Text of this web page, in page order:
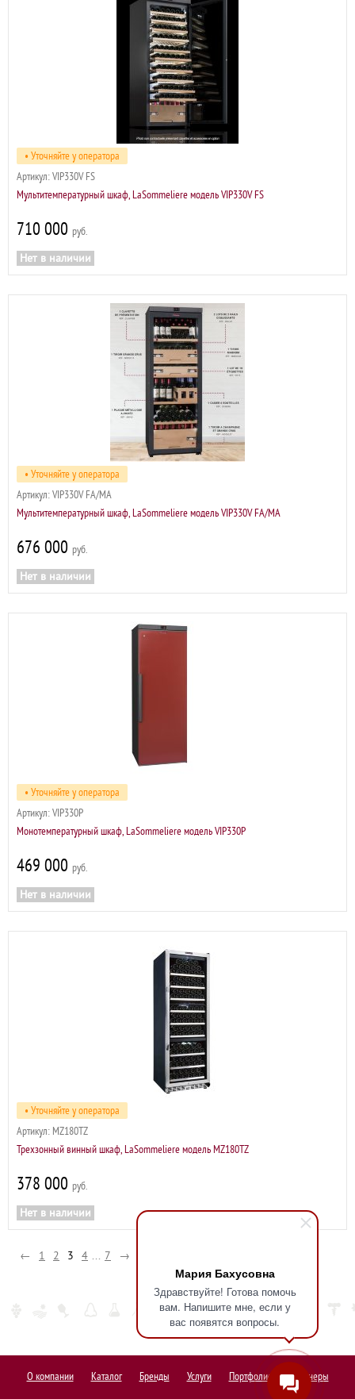
Мария Бахусовна
Здравствуйте! Готова помочь
вам. Напишите мне, если у
вас появятся вопросы.
• Уточняйте у оператора
Артикул: VIP330V FS
Мультитемпературный шкаф, LaSommeliere модель VIP330V FS
710 000 р
Нет в наличии
• Уточняйте у оператора
Артикул: VIP330V FA/MA
Мультитемпературный шкаф, LaSommeliere модель VIP330V FA/MA
676 000 р
Нет в наличии
• Уточняйте у оператора
Артикул: VIP330P
Монотемпературный шкаф, LaSommeliere модель VIP330P
469 000 р
Нет в наличии
• Уточняйте у оператора
Артикул: MZ180TZ
Трехзонный винный шкаф, LaSommeliere модель MZ180TZ
378 000 р
Нет в наличии
← 1 2 3 4 ... 7 →
О компании Каталог Бренды Услуги Портфолио Партнеры